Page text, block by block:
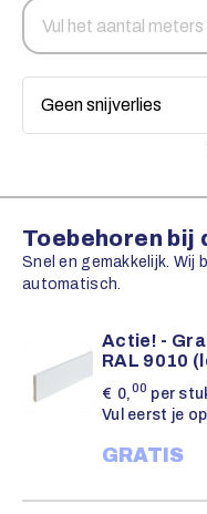
Aantal
vierkante
Snijverlies
Toebehoren bij
Snel en gemakkelijk. Wij
automatisch.
Actie! -
RAL 9010
€ 0,00 per
Vul eerst je
GRATIS